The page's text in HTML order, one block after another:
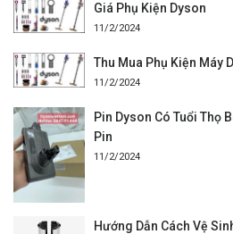
Giá Phụ Kiện Dyson
11/2/2024
Thu Mua Phụ Kiện Máy
11/2/2024
Pin Dyson Có Tuổi Thọ
Pin
11/2/2024
Hướng Dẫn Cách Vệ